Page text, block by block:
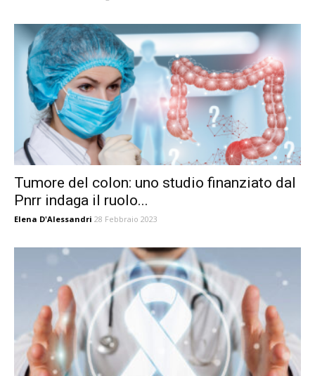
Tumore del colon: uno studio finanziato dal
Pnrr indaga il ruolo...
Elena D'Alessandri 28 Febbraio 2023